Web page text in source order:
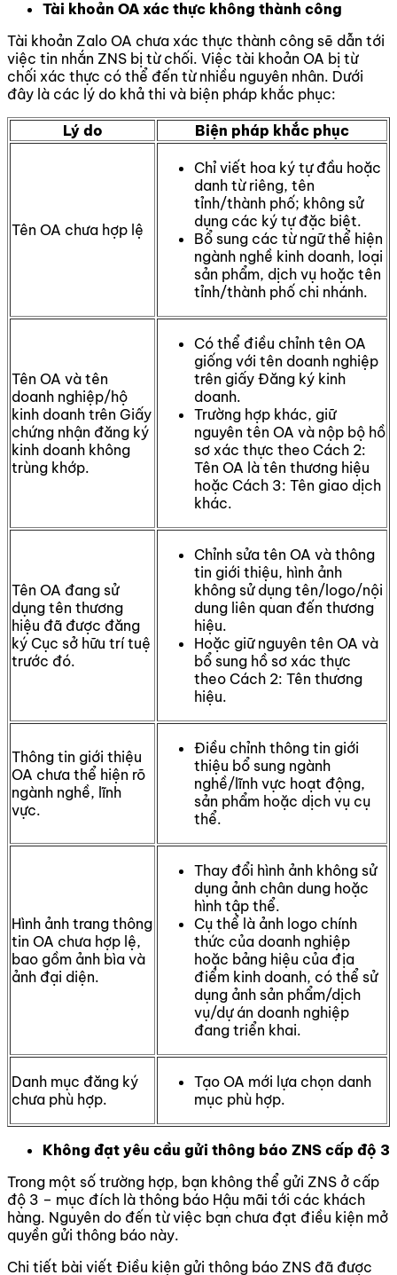
Tài khoản OA xác thực không thành công
Tài khoản Zalo OA chưa xác thực thành công sẽ dẫn tới
việc tin nhắn ZNS bị từ chối. Việc tài khoản OA bị từ
chối xác thực có thể đến từ nhiều nguyên nhân. Dưới
đây là các lý do khả thi và biện pháp khắc phục:
Lý do Biện pháp khắc phục
Tên OA chưa hợp lệ
Chỉ viết hoa ký tự đầu hoặc
danh từ riêng, tên
tỉnh/thành phố; không sử
dụng các ký tự đặc biệt.
Bổ sung các từ ngữ thể hiện
ngành nghề kinh doanh, loại
sản phẩm, dịch vụ hoặc tên
tỉnh/thành phố chi nhánh.
Tên OA và tên
doanh nghiệp/hộ
kinh doanh trên Giấy
chứng nhận đăng ký
kinh doanh không
trùng khớp.
Có thể điều chỉnh tên OA
giống với tên doanh nghiệp
trên giấy Đăng ký kinh
doanh.
Trường hợp khác, giữ
nguyên tên OA và nộp bộ hồ
sơ xác thực theo Cách 2:
Tên OA là tên thương hiệu
hoặc Cách 3: Tên giao dịch
khác.
Tên OA đang sử
dụng tên thương
hiệu đã được đăng
ký Cục sở hữu trí tuệ
trước đó.
Chỉnh sửa tên OA và thông
tin giới thiệu, hình ảnh
không sử dụng tên/logo/nội
dung liên quan đến thương
hiệu.
Hoặc giữ nguyên tên OA và
bổ sung hồ sơ xác thực
theo Cách 2: Tên thương
hiệu.
Thông tin giới thiệu
OA chưa thể hiện rõ
ngành nghề, lĩnh
vực.
Điều chỉnh thông tin giới
thiệu bổ sung ngành
nghề/lĩnh vực hoạt động,
sản phẩm hoặc dịch vụ cụ
thể.
Hình ảnh trang thông
tin OA chưa hợp lệ,
bao gồm ảnh bìa và
ảnh đại diện.
Thay đổi hình ảnh không sử
dụng ảnh chân dung hoặc
hình tập thể.
Cụ thể là ảnh logo chính
thức của doanh nghiệp
hoặc bảng hiệu của địa
điểm kinh doanh, có thể sử
dụng ảnh sản phẩm/dịch
vụ/dự án doanh nghiệp
đang triển khai.
Danh mục đăng ký
chưa phù hợp.
Tạo OA mới lựa chọn danh
mục phù hợp.
Không đạt yêu cầu gửi thông báo ZNS cấp độ 3
Trong một số trường hợp, bạn không thể gửi ZNS ở cấp
độ 3 – mục đích là thông báo Hậu mãi tới các khách
hàng. Nguyên do đến từ việc bạn chưa đạt điều kiện mở
quyền gửi thông báo này.
Chi tiết bài viết Điều kiện gửi thông báo ZNS đã được